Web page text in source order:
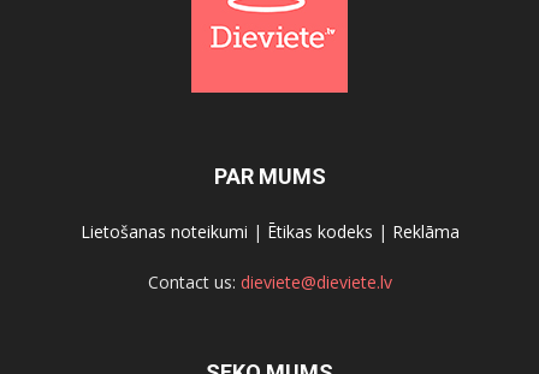
PAR MUMS
Lietošanas noteikumi | Ētikas kodeks | Reklāma
Contact us: dieviete@dieviete.lv